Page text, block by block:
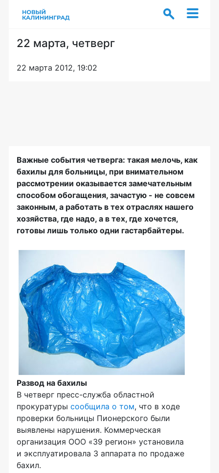
22 марта, четверг
22 марта 2012, 19:02
Важные события четверга: такая мелочь, как
бахилы для больницы, при внимательном
рассмотрении оказывается замечательным
способом обогащения, зачастую - не совсем
законным, а работать в тех отраслях нашего
хозяйства, где надо, а в тех, где хочется,
готовы лишь только одни гастарбайтеры.
Развод на бахилы
В четверг пресс-служба областной
прокуратуры сообщила о том, что в ходе
проверки больницы Пионерского были
выявлены нарушения. Коммерческая
организация ООО «39 регион» установила
и эксплуатировала 3 аппарата по продаже
бахил.